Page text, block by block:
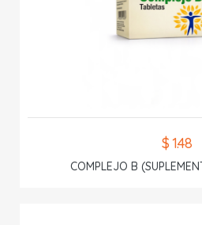
$ 1.48
COMPLEJO B